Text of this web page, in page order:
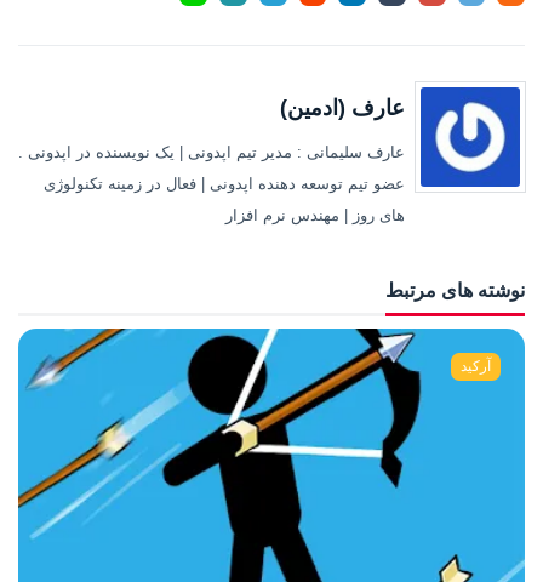
عارف (ادمین)
عارف سلیمانی : مدیر تیم اپدونی | یک نویسنده در اپدونی .
عضو تیم توسعه دهنده اپدونی | فعال در زمینه تکنولوژی
های روز | مهندس نرم افزار
نوشته های مرتبط
آرکید